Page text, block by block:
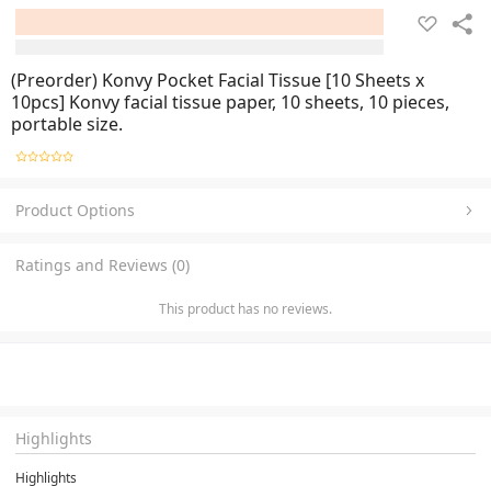
(Preorder) Konvy Pocket Facial Tissue [10 Sheets x
10pcs] Konvy facial tissue paper, 10 sheets, 10 pieces,
portable size.
Product Options
Ratings and Reviews (0)
This product has no reviews.
Highlights
Highlights